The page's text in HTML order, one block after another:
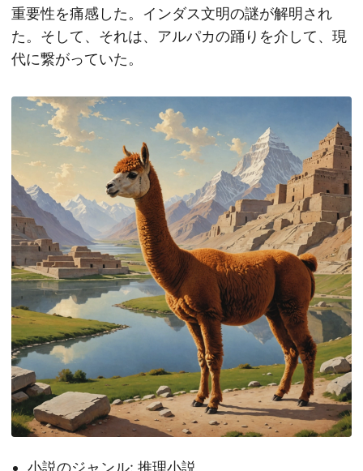
重要性を痛感した。インダス文明の謎が解明され
た。そして、それは、アルパカの踊りを介して、現
代に繋がっていた。
小説のジャンル: 推理小説